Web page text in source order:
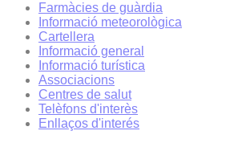
Farmàcies de guàrdia
Informació meteorològica
Cartellera
Informació general
Informació turística
Associacions
Centres de salut
Telèfons d'interès
Enllaços d'interés